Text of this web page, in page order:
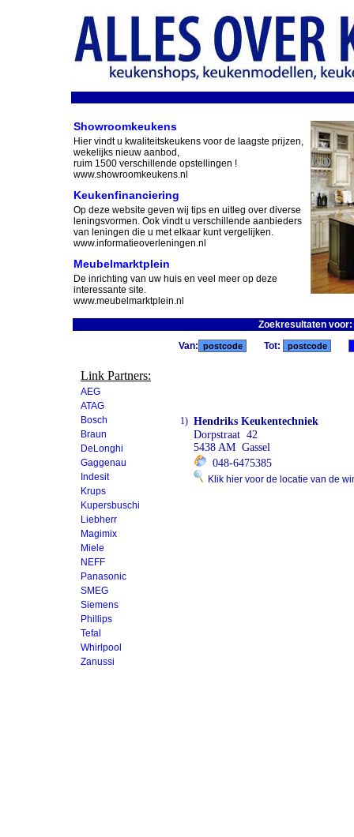
Showroomkeukens
Hier vindt u kwaliteitskeukens voor de laagste prijzen,
wekelijks nieuw aanbod,
ruim 1500 verschillende opstellingen !
www.showroomkeukens.nl
Keukenfinanciering
Op deze website geven wij tips en uitleg over diverse
leningsvormen. Ook vindt u verschillende aanbieders
van leningen die u met elkaar kunt vergelijken.
www.informatieoverleningen.nl
Meubelmarktplein
De inrichting van uw huis en veel meer op deze
interessante site.
www.meubelmarktplein.nl
Zoekresultaten
Link Partners:
AEG
ATAG
Bosch
Braun
DeLonghi
Gaggenau
Indesit
Krups
Kupersbuschi
Liebherr
Magimix
Miele
NEFF
Panasonic
SMEG
Siemens
Phillips
Tefal
Whirlpool
Zanussi
Van: Tot:
1) Hendriks Keukentechniek
Dorpstraat 42
5438 AM Gassel
048-6475385
Klik hier voor de locatie van de